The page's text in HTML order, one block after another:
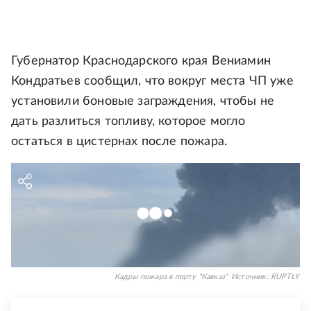
Губернатор Краснодарского края Вениамин
Кондратьев сообщил, что вокруг места ЧП уже
установили боновые заграждения, чтобы не
дать разлиться топливу, которое могло
остаться в цистернах после пожара.
Кадры пожара в порту "Кавказ" Источник: RUPTLY